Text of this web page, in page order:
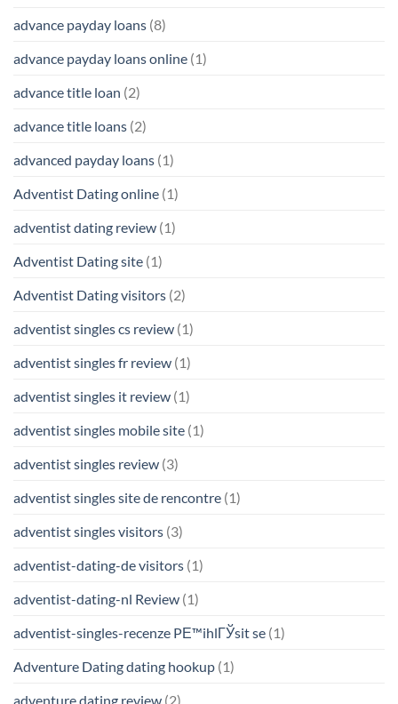
advance payday loans (8)
advance payday loans online (1)
advance title loan (2)
advance title loans (2)
advanced payday loans (1)
Adventist Dating online (1)
adventist dating review (1)
Adventist Dating site (1)
Adventist Dating visitors (2)
adventist singles cs review (1)
adventist singles fr review (1)
adventist singles it review (1)
adventist singles mobile site (1)
adventist singles review (3)
adventist singles site de rencontre (1)
adventist singles visitors (3)
adventist-dating-de visitors (1)
adventist-dating-nl Review (1)
adventist-singles-recenze PЕ™ihlГЎsit se (1)
Adventure Dating dating hookup (1)
adventure dating review (2)